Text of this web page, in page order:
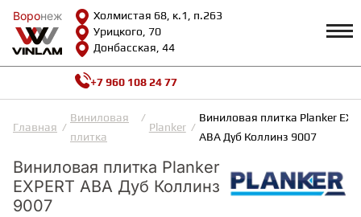
Воронеж
Холмистая 68, к.1, п.263
Урицкого, 70
Донбасская, 44
Воронеж
КАТАЛОГ Профиль
Возврат и гарантии
Сотрудничество
Вопросы и ответы
ВИНИЛОВАЯ ПЛИТКА
+7 960 108 24 77
Главная
Виниловая
плитка
Planker
Виниловая плитка Planker
АВА Дуб Коллинз 9007
Виниловая плитка Planker
EXPERT АВА Дуб Коллинз
9007